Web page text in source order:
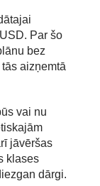
Par šo
bez
aizņemtā
vai nu
jāvēršas
klases
dārgi.